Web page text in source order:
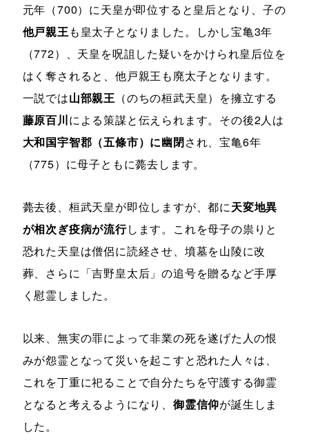
元年（700）に天皇が即位すると皇后となり、子の
他戸親王も皇太子となりました。しかし宝亀3年
（772）、天皇を呪詛した疑いをかけられ皇后位を
はく奪されると、他戸親王も廃太子となります。
一説では山部親王 （のちの桓武天皇）を擁立する
藤原百川による策謀と伝えられます。その後2人は
大和国宇智郡（五條市）に幽閉され、宝亀6年
（775）に母子ともに薨去します。
薨去後、桓武天皇が即位しますが、都に天変地異
が相次ぎ疫病が流行します。これを母子の祟りと
恐れた天皇は僧侶に読経させ、墳墓を山陵に改
葬、さらに「吉野皇太后」の追号を贈るなど手厚
く慰霊しました。
以来、無実の罪によって非業の死を遂げた人の恨
みが怨霊となって災いを起こすと恐れた人々は、
これを丁重に祀ることで自分たちを守護する御霊
となると考えるようになり、 御霊信仰が誕生しま
した。